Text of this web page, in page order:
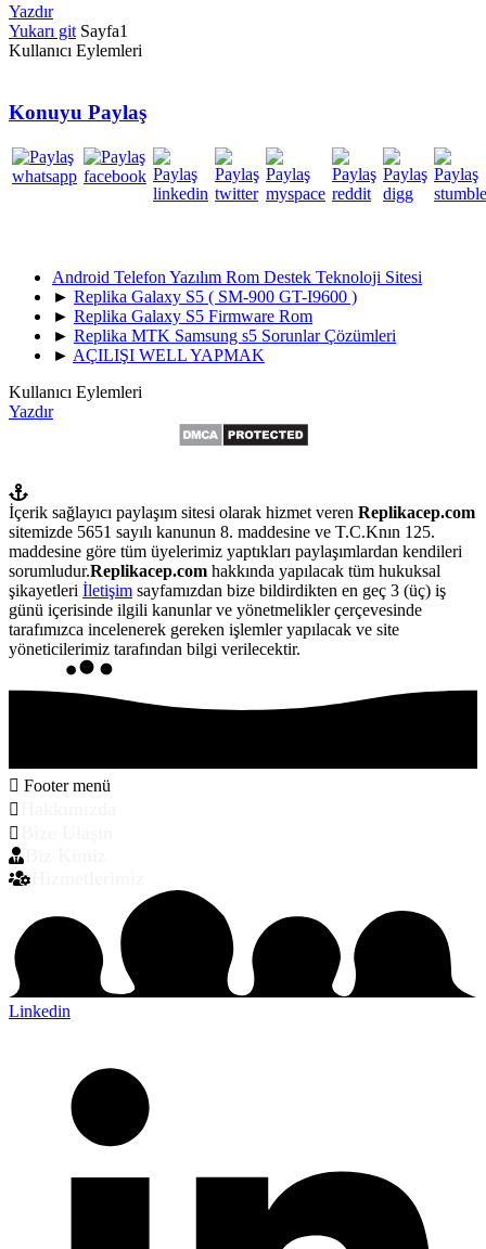
Yazdır
Yukarı git Sayfa1
Kullanıcı Eylemleri
Konuyu Paylaş
Android Telefon Yazılım Rom Destek Teknoloji Sitesi
► Replika Galaxy S5 ( SM-900 GT-I9600 )
► Replika Galaxy S5 Firmware Rom
► Replika MTK Samsung s5 Sorunlar Çözümleri
► AÇILIŞI WELL YAPMAK
Kullanıcı Eylemleri
Yazdır
İçerik sağlayıcı paylaşım sitesi olarak hizmet veren Replikacep.com
sitemizde 5651 sayılı kanunun 8. maddesine ve T.C.Knın 125.
maddesine göre tüm üyelerimiz yaptıkları paylaşımlardan kendileri
sorumludur.Replikacep.com hakkında yapılacak tüm hukuksal
şikayetleri İletişim sayfamızdan bize bildirdikten en geç 3 (üç) iş
günü içerisinde ilgili kanunlar ve yönetmelikler çerçevesinde
tarafımızca incelenerek gereken işlemler yapılacak ve site
yöneticilerimiz tarafından bilgi verilecektir.
Footer menü
Linkedin